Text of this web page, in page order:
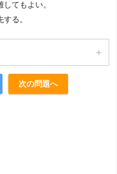
てもよい。
る。
次の問題へ